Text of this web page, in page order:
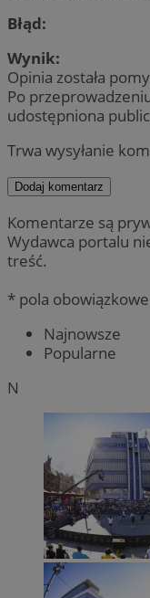
Błąd:
Wynik:
Opinia została
Po
udostępniona
Trwa wysyłanie
Dodaj komentarz
Komentarze są
Wydawca portalu
treść.
* pola obowiązkowe
Najnowsze
Popularne
N